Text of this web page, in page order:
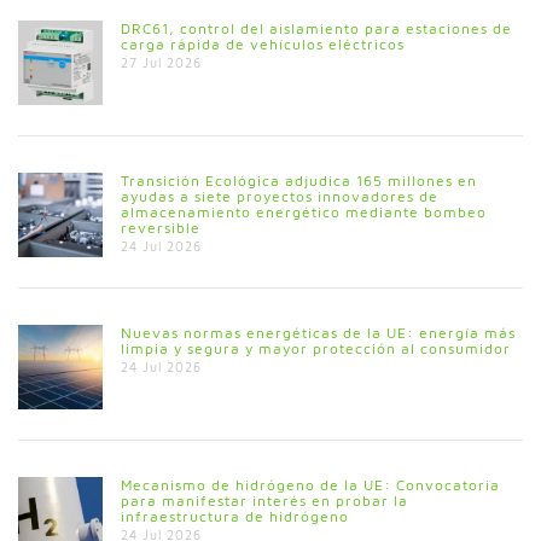
DRC61, control del aislamiento para estaciones de
carga rápida de vehículos eléctricos
27 Jul 2026
Transición Ecológica adjudica 165 millones en
ayudas a siete proyectos innovadores de
almacenamiento energético mediante bombeo
reversible
24 Jul 2026
Nuevas normas energéticas de la UE: energía más
limpia y segura y mayor protección al consumidor
24 Jul 2026
Mecanismo de hidrógeno de la UE: Convocatoria
para manifestar interés en probar la
infraestructura de hidrógeno
24 Jul 2026